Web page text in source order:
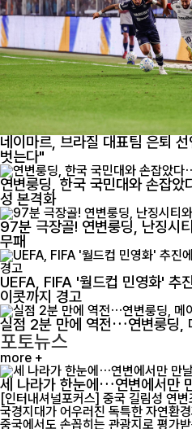
네이마르, 브라질 대표팀 은퇴
벗는다"
연변룽딩, 한국 국민대와 손잡
성 본격화
97분 극장골! 연변룽딩, 난징
무패
UEFA, FIFA '월드컵 민영화' 추
이콧까지 경고
실점 2분 만에 역전…연변룽딩,
포토뉴스
more +
세 나라가 한눈에…연변에서만
[인터내셔널포커스] 중국 길림성 연
국경지대가 어우러진 독특한 자연환
중국에서도 손꼽히는 관광지로 평가